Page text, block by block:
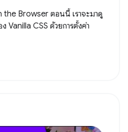
Browser ตอนนี้ เราจะมาดู
Vanilla CSS ด้วยการตั้งค่า